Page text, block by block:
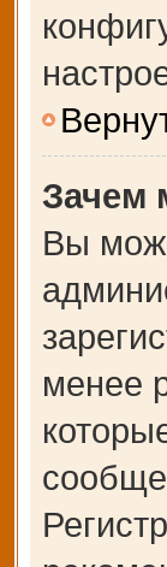
Зачем
Вы
менее